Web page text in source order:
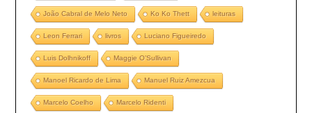
João Cabral de Melo Neto Ko Ko Thett leituras
Leon Ferrari livros Luciano Figueiredo
Luis Dolhnikoff Maggie O’Sullivan
Manoel Ricardo de Lima Manuel Ruiz Amezcua
Marcelo Coelho Marcelo Ridenti